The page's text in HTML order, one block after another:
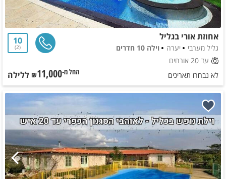
אחוזת אורי בגליל
גליל מערבי יערה
וילה 10 חדרים
עד 20 אורחים
10
2
לא נבחרו תאריכים החל מ-₪11,000 ללילה